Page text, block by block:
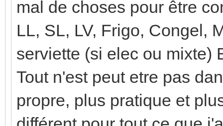
mal de choses pour être
LL, SL, LV, Frigo, Congel,
serviette (si elec ou mixte)
Tout n'est peut etre pas
propre, plus pratique et